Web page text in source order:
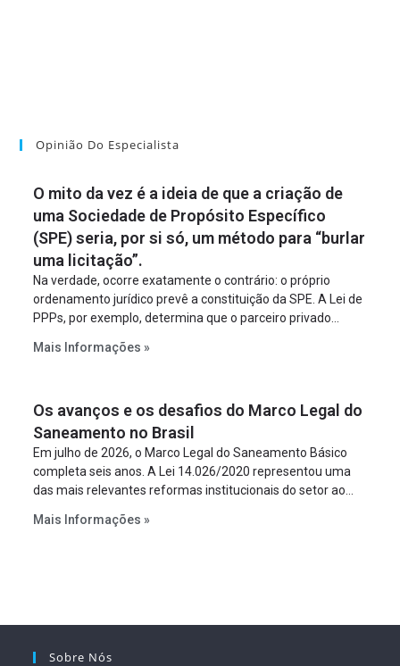
Opinião Do Especialista
O mito da vez é a ideia de que a criação de
uma Sociedade de Propósito Específico
(SPE) seria, por si só, um método para “burlar
uma licitação”.
Na verdade, ocorre exatamente o contrário: o próprio
ordenamento jurídico prevê a constituição da SPE. A Lei de
PPPs, por exemplo, determina que o parceiro privado
empreendimento. Ou seja, a suposta “fraude à licitação” é
projeto a projeto.
Mais Informações »
Os avanços e os desafios do Marco Legal do
Saneamento no Brasil
Em julho de 2026, o Marco Legal do Saneamento Básico
completa seis anos. A Lei 14.026/2020 representou uma
das mais relevantes reformas institucionais do setor ao
serviços, ampliar a participação da iniciativa privada,
Mais Informações »
Sobre Nós